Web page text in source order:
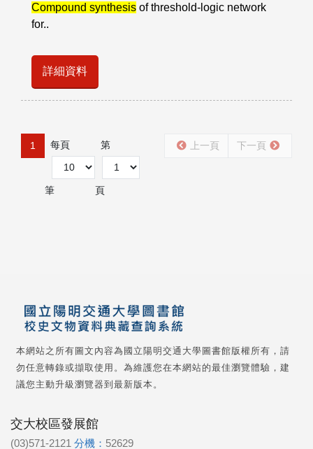
Compound synthesis of threshold-logic network
for..
詳細資料
1 每頁
筆
第
頁
上一頁 下一頁
本網站之所有圖文內容為國立陽明交通大學圖書館版權所有，請
勿任意轉錄或擷取使用。為維護您在本網站的最佳瀏覽體驗，建
議您主動升級瀏覽器到最新版本。
交大校區發展館
(03)571-2121 分機： 52629